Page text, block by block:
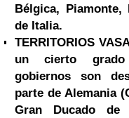
Bélgica,
de Italia.
TERRITORIOS
un cierto
gobiernos son
parte de Alemania
Gran Ducado de